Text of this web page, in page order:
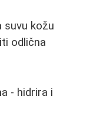
suvu kožu
odlična
- hidrira i